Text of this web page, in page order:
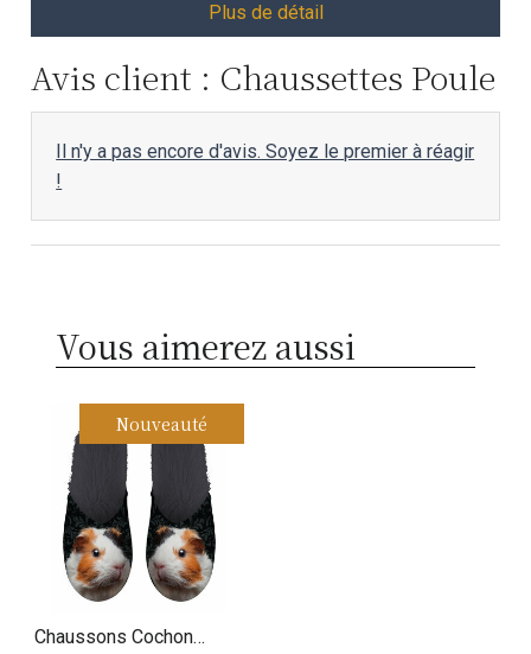
Plus de détail
Avis client : Chaussettes Poule
Il n'y a pas encore d'avis. Soyez le premier à réagir
!
Vous aimerez aussi
Nouveauté
Chaussons Cochon